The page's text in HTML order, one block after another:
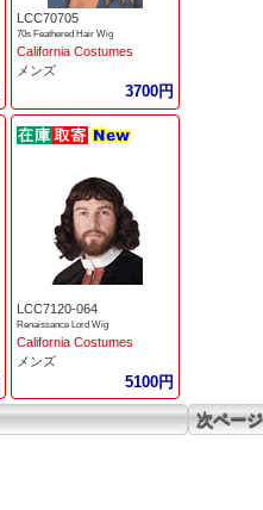
LCC70705
70s Feathered Hair Wig
California Costumes
メンズ
3700円
LCC7120-064
Renaissance Lord Wig
California Costumes
メンズ
5100円
次ペー